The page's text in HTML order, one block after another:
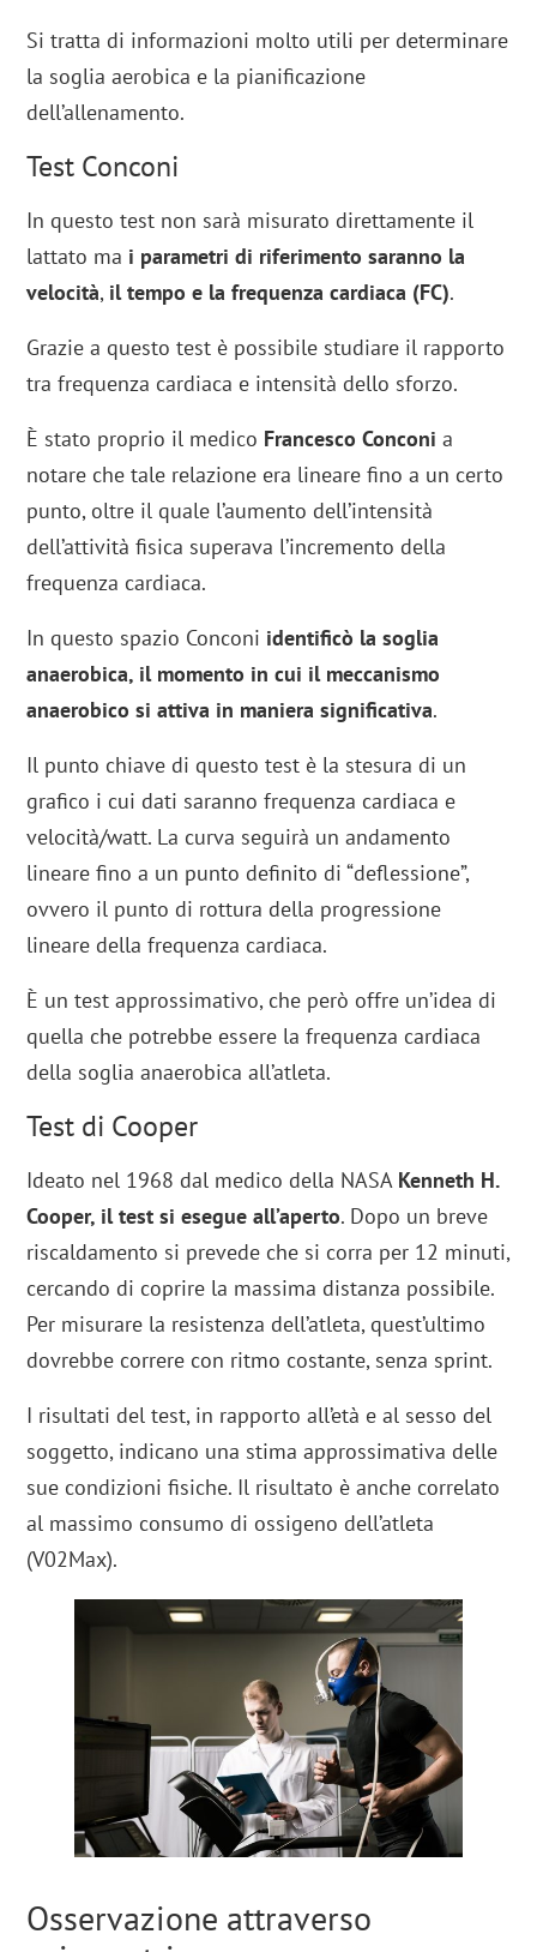
Si tratta di informazioni molto utili per determinare
la soglia aerobica e la pianificazione
dell’allenamento.
Test Conconi
In questo test non sarà misurato direttamente il
lattato ma i parametri di riferimento saranno la
velocità, il tempo e la frequenza cardiaca (FC).
Grazie a questo test è possibile studiare il rapporto
tra frequenza cardiaca e intensità dello sforzo.
È stato proprio il medico Francesco Conconi a
notare che tale relazione era lineare fino a un certo
punto, oltre il quale l’aumento dell’intensità
dell’attività fisica superava l’incremento della
frequenza cardiaca.
In questo spazio Conconi identificò la soglia
anaerobica, il momento in cui il meccanismo
anaerobico si attiva in maniera significativa.
Il punto chiave di questo test è la stesura di un
grafico i cui dati saranno frequenza cardiaca e
velocità/watt. La curva seguirà un andamento
lineare fino a un punto definito di “deflessione”,
ovvero il punto di rottura della progressione
lineare della frequenza cardiaca.
È un test approssimativo, che però offre un’idea di
quella che potrebbe essere la frequenza cardiaca
della soglia anaerobica all’atleta.
Test di Cooper
Ideato nel 1968 dal medico della NASA Kenneth H.
Cooper, il test si esegue all’aperto. Dopo un breve
riscaldamento si prevede che si corra per 12 minuti,
cercando di coprire la massima distanza possibile.
Per misurare la resistenza dell’atleta, quest’ultimo
dovrebbe correre con ritmo costante, senza sprint.
I risultati del test, in rapporto all’età e al sesso del
soggetto, indicano una stima approssimativa delle
sue condizioni fisiche. Il risultato è anche correlato
al massimo consumo di ossigeno dell’atleta
(V02Max).
Osservazione attraverso